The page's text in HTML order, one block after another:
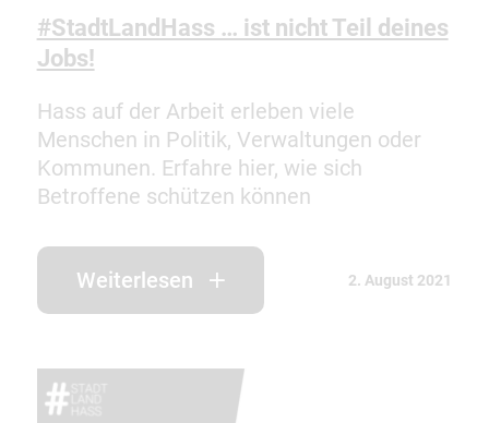
#StadtLandHass … ist nicht Teil deines
Jobs!
Hass auf der Arbeit erleben viele
Menschen in Politik, Verwaltungen oder
Kommunen. Erfahre hier, wie sich
Betroffene schützen können
Weiterlesen 2. August 2021